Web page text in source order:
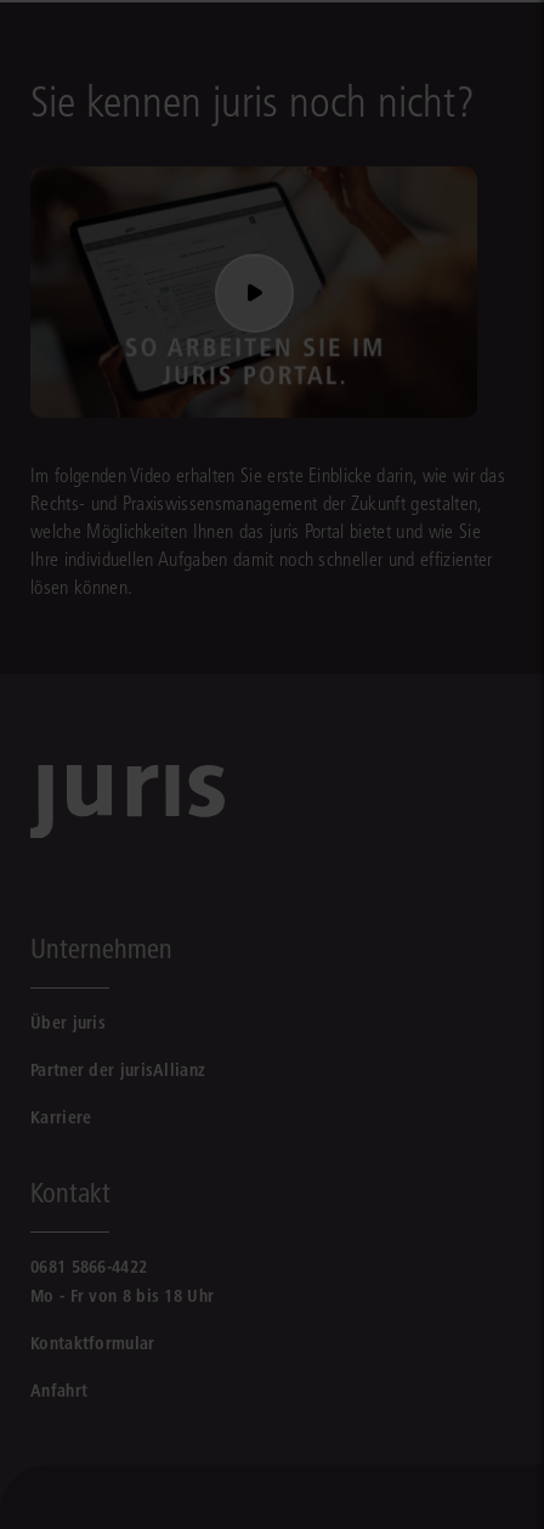
Sie kennen juris noch nicht?
Im folgenden Video erhalten Sie erste Einblicke darin, wie wir das
Rechts- und Praxiswissensmanagement der Zukunft gestalten,
welche Möglichkeiten Ihnen das juris Portal bietet und wie Sie
Ihre individuellen Aufgaben damit noch schneller und effizienter
lösen können.
Unternehmen
Über juris
Partner der jurisAllianz
Karriere
Kontakt
0681 5866-4422
Mo - Fr von 8 bis 18 Uhr
Kontaktformular
Anfahrt